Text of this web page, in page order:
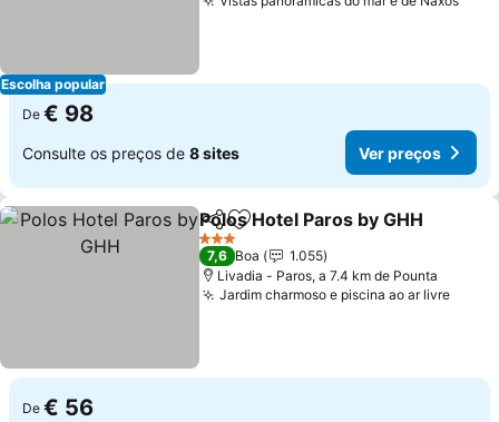
Escolha popular
Ver
De € 98
Consulte os preços de 8 sites Ver preços
PartilharAdicionar aos favoritos
Polos Hotel Paros by GHH
3 Estrelas
7,6 Boa
1.055
Livadia - Paros, a 7.4 km de Pounta
Jardim charmoso e piscina ao ar livreVer
De € 56